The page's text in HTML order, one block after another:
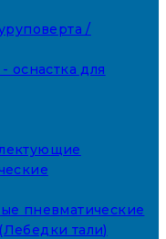
/
оснастка для
пневматические
тали)